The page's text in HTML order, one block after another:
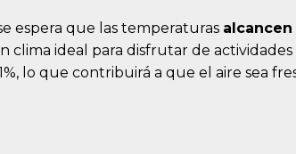
espera que las temperaturas alcancen
clima ideal para disfrutar de actividades
lo que contribuirá a que el aire sea